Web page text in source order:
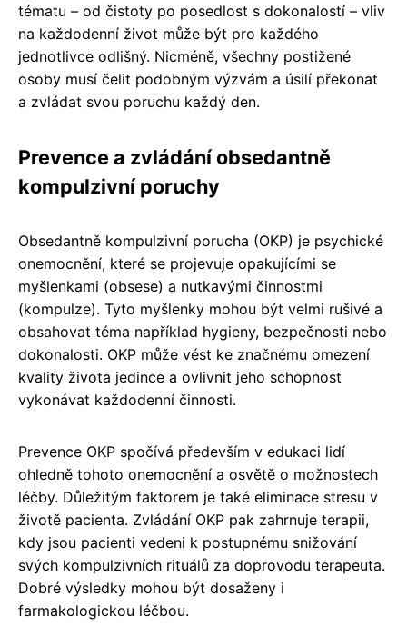
tématu – od čistoty po posedlost s dokonalostí – vliv
na každodenní život může být pro každého
jednotlivce odlišný. Nicméně, všechny postižené
osoby musí čelit podobným výzvám a úsilí překonat
a zvládat svou poruchu každý den.
Prevence a zvládání obsedantně
kompulzivní poruchy
Obsedantně kompulzivní porucha (OKP) je psychické
onemocnění, které se projevuje opakujícími se
myšlenkami (obsese) a nutkavými činnostmi
(kompulze). Tyto myšlenky mohou být velmi rušivé a
obsahovat téma například hygieny, bezpečnosti nebo
dokonalosti. OKP může vést ke značnému omezení
kvality života jedince a ovlivnit jeho schopnost
vykonávat každodenní činnosti.
Prevence OKP spočívá především v edukaci lidí
ohledně tohoto onemocnění a osvětě o možnostech
léčby. Důležitým faktorem je také eliminace stresu v
životě pacienta. Zvládání OKP pak zahrnuje terapii,
kdy jsou pacienti vedeni k postupnému snižování
svých kompulzivních rituálů za doprovodu terapeuta.
Dobré výsledky mohou být dosaženy i
farmakologickou léčbou.